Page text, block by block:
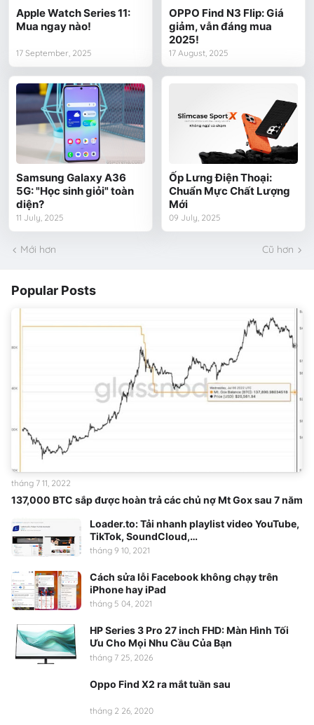
Apple Watch Series 11:
Mua ngay nào!
17 September, 2025
OPPO Find N3 Flip: Giá
giảm, vẫn đáng mua
2025!
17 August, 2025
Samsung Galaxy A36
5G: "Học sinh giỏi" toàn
diện?
11 July, 2025
Ốp Lưng Điện Thoại:
Chuẩn Mực Chất Lượng
Mới
09 July, 2025
Mới hơn Cũ hơn
Popular Posts
137,000 BTC sắp được hoàn trả các chủ nợ Mt Gox sau 7 năm
tháng 7 11, 2022
Loader.to: Tải nhanh playlist video YouTube,
TikTok, SoundCloud,…
tháng 9 10, 2021
Cách sửa lỗi Facebook không chạy trên
iPhone hay iPad
tháng 5 04, 2021
HP Series 3 Pro 27 inch FHD: Màn Hình Tối
Ưu Cho Mọi Nhu Cầu Của Bạn
tháng 7 25, 2026
Oppo Find X2 ra mắt tuần sau
tháng 2 26, 2020